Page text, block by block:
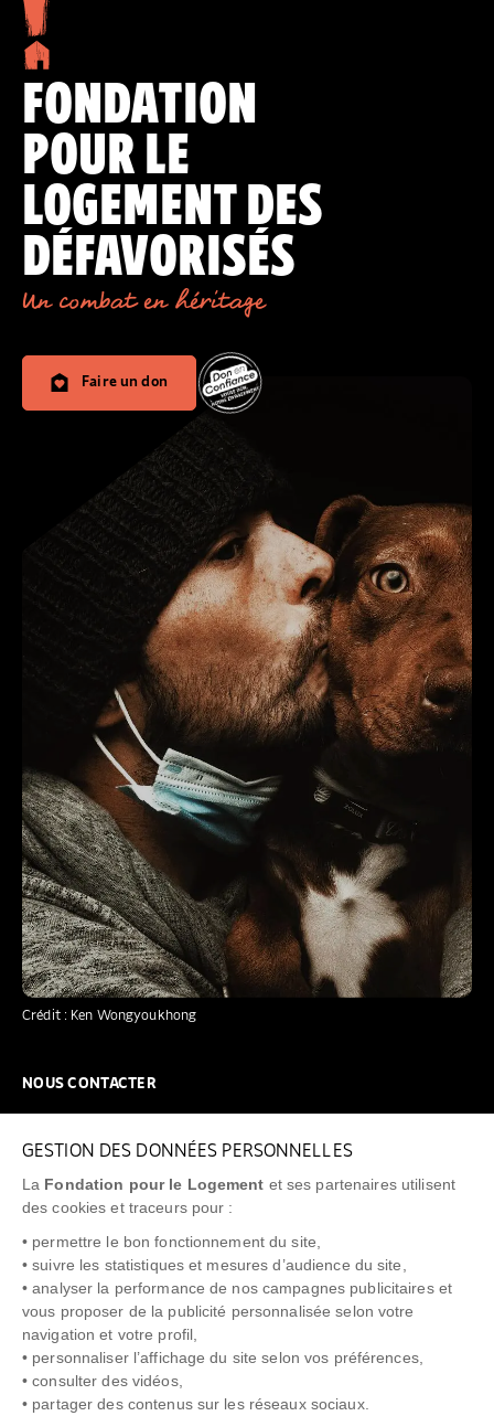
GESTION DES DONNÉES PERSONNELLES
La Fondation pour le Logement et ses partenaires utilisent
des cookies et traceurs pour :
• permettre le bon fonctionnement du site,
• suivre les statistiques et mesures d’audience du site,
• analyser la performance de nos campagnes publicitaires et
vous proposer de la publicité personnalisée selon votre
navigation et votre profil,
• personnaliser l’affichage du site selon vos préférences,
• consulter des vidéos,
• partager des contenus sur les réseaux sociaux.
Crédit : Ken Wongyoukhong
FONDATION
POUR LE
LOGEMENT DES
DÉFAVORISÉS
Un combat en héritage
Faire un don
NOUS CONTACTER
FAQ
NEWSLETTER
"Allô Prévention Expulsion" 0805 299 049